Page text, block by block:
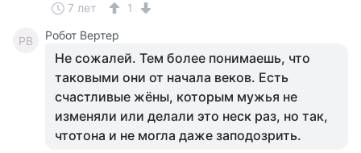
7 лет 1
РВ Робот Вертер
Не сожалей. Тем более понимаешь, что
таковыми они от начала веков. Есть
счастливые жёны, которым мужья не
изменяли или делали это неск раз, но так,
чтотона и не могла даже заподозрить.